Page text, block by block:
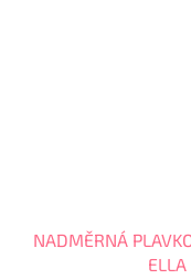
NADMĚRNÁ